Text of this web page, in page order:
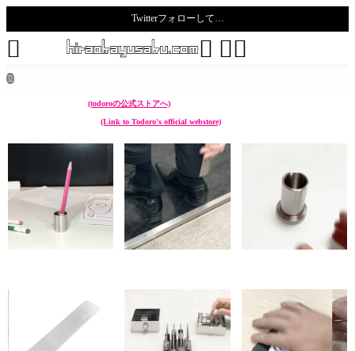
Twitterフォローして…
 


(todoroの公式ストアへ)
(Link to Todoro's official webstore)